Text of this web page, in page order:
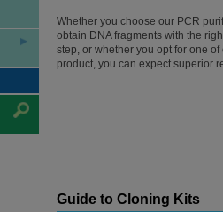
Whether you choose our PCR
obtain DNA fragments with the
step, or whether you opt for one
product, you can expect superior
Guide to Cloning Kits